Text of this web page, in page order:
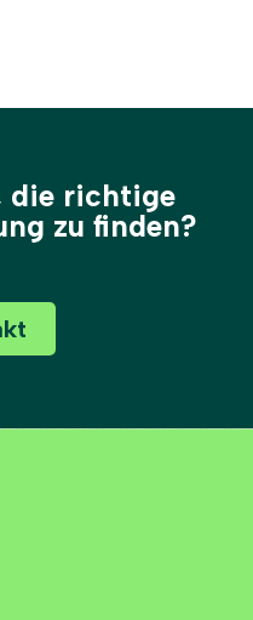
die richtige
zu finden?